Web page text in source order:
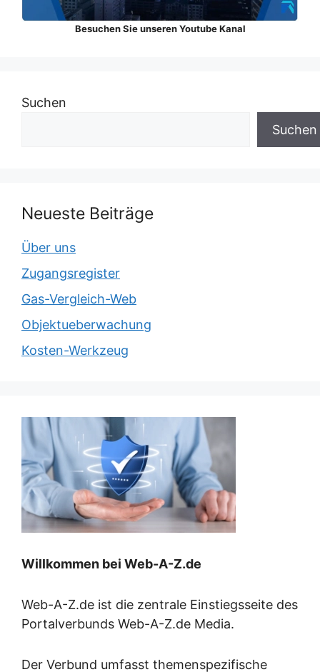
Besuchen Sie unseren Youtube Kanal
Suchen
Suchen
Neueste Beiträge
Über uns
Zugangsregister
Gas-Vergleich-Web
Objektueberwachung
Kosten-Werkzeug
Willkommen bei Web-A-Z.de
Web-A-Z.de ist die zentrale Einstiegsseite des
Portalverbunds Web-A-Z.de Media.
Der Verbund umfasst themenspezifische